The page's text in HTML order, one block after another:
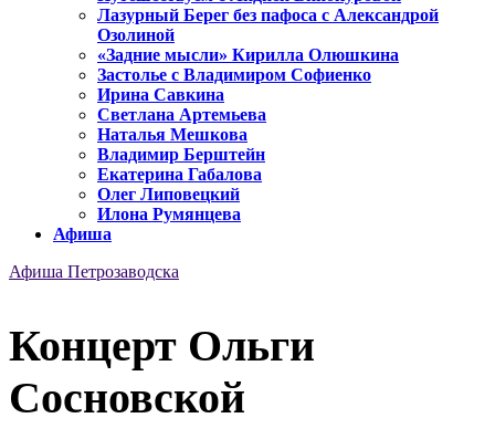
Лазурный Берег без пафоса с Александрой
Озолиной
«Задние мысли» Кирилла Олюшкина
Застолье с Владимиром Софиенко
Ирина Савкина
Светлана Артемьева
Наталья Мешкова
Владимир Берштейн
Екатерина Габалова
Олег Липовецкий
Илона Румянцева
Афиша
Афиша Петрозаводска
Концерт Ольги
Сосновской